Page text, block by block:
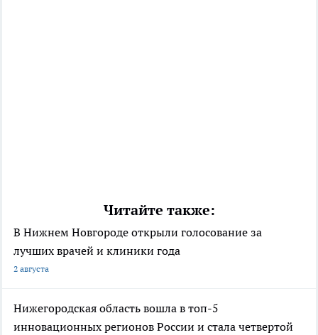
Читайте также:
В Нижнем Новгороде открыли голосование за
лучших врачей и клиники года
2 августа
Нижегородская область вошла в топ-5
инновационных регионов России и стала четвертой